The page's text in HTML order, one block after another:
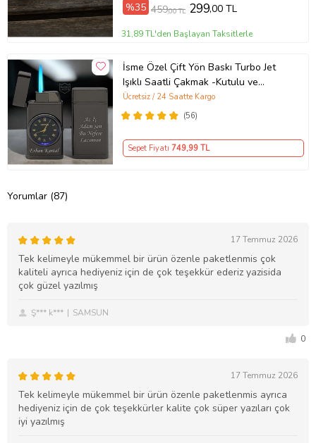
%35 459,00 TL 299,00 TL
31,89 TL'den Başlayan Taksitlerle
İsme Özel Çift Yön Baskı Turbo Jet
Işıklı Saatli Çakmak -Kutulu ve
Hediye Paketinde (Füme)
(56)
Ücretsiz / 24 Saatte Kargo
Sepet Fiyatı 749,99 TL
Yorumlar (87)
17 Temmuz 2026
Tek kelimeyle mükemmel bir ürün özenle paketlenmis çok
kaliteli ayrıca hediyeniz için de çok teşekkür ederiz yazisida
çok güzel yazılmış
Ş*** k*** SAMSUN
0
17 Temmuz 2026
Tek kelimeyle mükemmel bir ürün özenle paketlenmis ayrıca
hediyeniz için de çok teşekkürler kalite çok süper yazıları çok
iyi yazılmış